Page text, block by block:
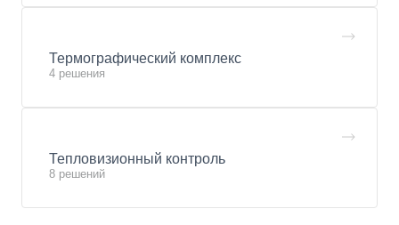
Термографический комплекс
4 решения
Тепловизионный контроль
8 решений